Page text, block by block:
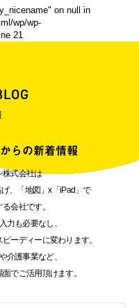
on null in
wp/wp-
21
らの新着情報
株式会社は
、「地図」x「iPad」で
会社です。
力も必要なし、
ーディーに変わります。
介護事業など、
でご活用頂けます。